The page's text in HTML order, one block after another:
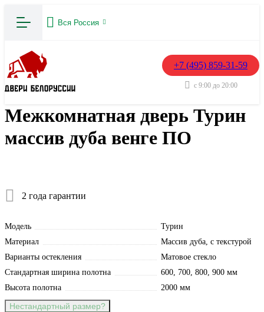
Вся Россия
+7 (495) 859-31-59
с 9:00 до 20:00
Межкомнатная дверь Турин
массив дуба венге ПО
2 года гарантии
Модель
Турин
Материал
Массив дуба, с текстурой
Варианты остекления
Матовое стекло
Стандартная ширина полотна
600, 700, 800, 900 мм
Высота полотна
2000 мм
Нестандартный размер?